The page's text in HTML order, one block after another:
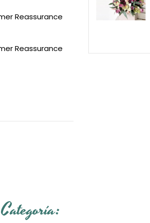
Reassurance
Reassurance